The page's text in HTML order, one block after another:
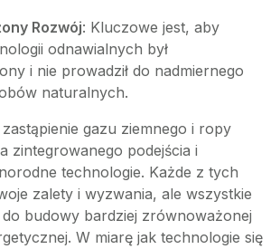
Rozwój: Kluczowe jest, aby
odnawialnych był
i nie prowadził do nadmiernego
naturalnych.
gazu ziemnego i ropy
zintegrowanego podejścia i
technologie. Każde z tych
zalety i wyzwania, ale wszystkie
budowy bardziej zrównoważonej
W miarę jak technologie się